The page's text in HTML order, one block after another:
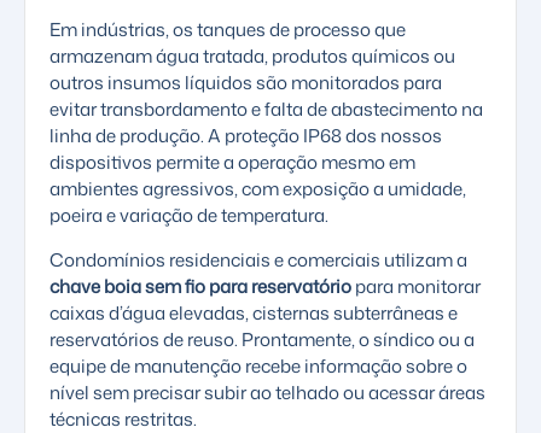
Em indústrias, os tanques de processo que
armazenam água tratada, produtos químicos ou
outros insumos líquidos são monitorados para
evitar transbordamento e falta de abastecimento na
linha de produção. A proteção IP68 dos nossos
dispositivos permite a operação mesmo em
ambientes agressivos, com exposição a umidade,
poeira e variação de temperatura.
Condomínios residenciais e comerciais utilizam a
chave boia sem fio para reservatóriopara monitorar
caixas d’água elevadas, cisternas subterrâneas e
reservatórios de reuso. Prontamente, o síndico ou a
equipe de manutenção recebe informação sobre o
nível sem precisar subir ao telhado ou acessar áreas
técnicas restritas.